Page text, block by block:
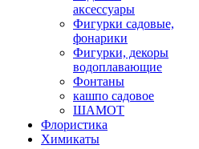
аксессуары
Фигурки садовые,
фонарики
Фигурки, декоры
водоплавающие
Фонтаны
кашпо садовое
ШАМОТ
Флористика
Химикаты